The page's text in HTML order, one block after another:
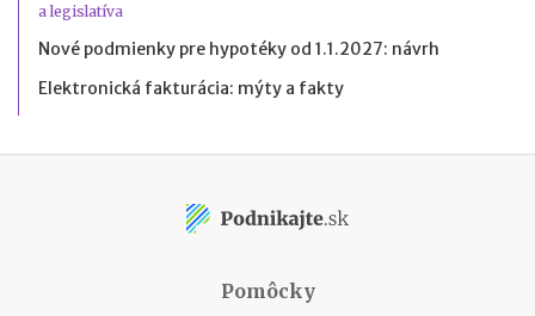
a legislatíva
Nové podmienky pre hypotéky od 1.1.2027: návrh
Elektronická fakturácia: mýty a fakty
Pomôcky